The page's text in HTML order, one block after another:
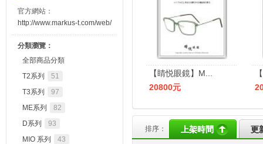
【睛悦眼鏡】M...
20800元
排序： 上架時間 更
官方網站：
http://www.markus-t.com/web/
分類瀏覽：
全部商品分類
T2系列
51
T3系列
97
ME系列
82
D系列
93
MIO 系列
43